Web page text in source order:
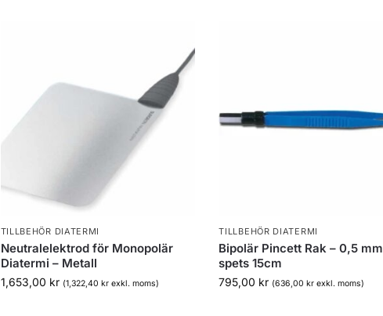
TILLBEHÖR DIATERMI
Neutralelektrod för Monopolär
Diatermi – Metall
1,653,00 kr (1,322,40 krexkl. moms)
TILLBEHÖR DIATERMI
Bipolär Pincett Rak – 0,5 mm
spets 15cm
795,00 kr (636,00kr exkl. moms)